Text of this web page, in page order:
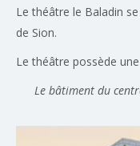
Le théâtre le Baladin
de Sion.
Le théâtre possède
Le bâtiment du